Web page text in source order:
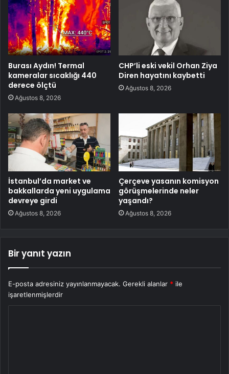
Burası Aydın! Termal
kameralar sıcaklığı 440
derece ölçtü
Ağustos 8, 2026
CHP’li eski vekil Orhan Ziya
Diren hayatını kaybetti
Ağustos 8, 2026
İstanbul’da market ve
bakkallarda yeni uygulama
devreye girdi
Ağustos 8, 2026
Çerçeve yasanın komisyon
görüşmelerinde neler
yaşandı?
Ağustos 8, 2026
Bir yanıt yazın
E-posta adresiniz yayınlanmayacak. Gerekli alanlar * ile
işaretlenmişlerdir